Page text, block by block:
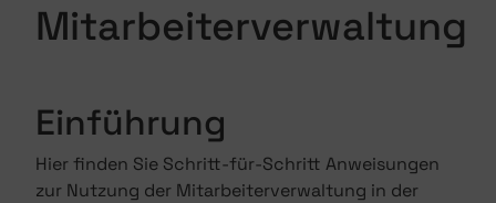
Mitarbeiterverwaltung
Einführung
Hier finden Sie Schritt-für-Schritt Anweisungen
zur Nutzung der Mitarbeiterverwaltung in der